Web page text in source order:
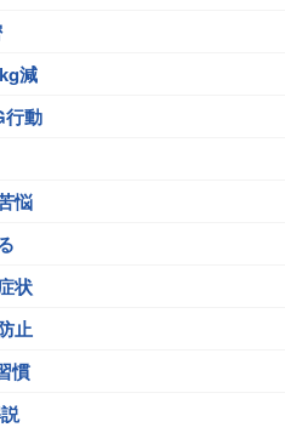
減
行動
悩
状
止
慣